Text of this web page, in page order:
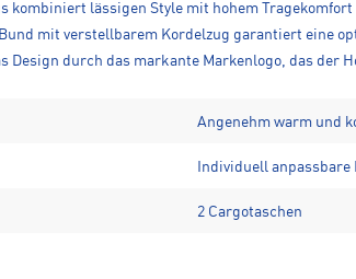
kombiniert lässigen Style mit hohem
mit verstellbarem Kordelzug garantiert eine
durch das markante Markenlogo, das der
Angenehm warm und
Individuell anpassbare
2 Cargotaschen